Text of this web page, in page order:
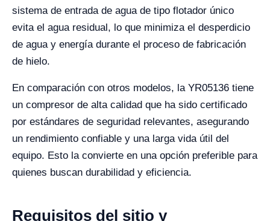
sistema de entrada de agua de tipo flotador único
evita el agua residual, lo que minimiza el desperdicio
de agua y energía durante el proceso de fabricación
de hielo.
En comparación con otros modelos, la YR05136 tiene
un compresor de alta calidad que ha sido certificado
por estándares de seguridad relevantes, asegurando
un rendimiento confiable y una larga vida útil del
equipo. Esto la convierte en una opción preferible para
quienes buscan durabilidad y eficiencia.
Requisitos del sitio y